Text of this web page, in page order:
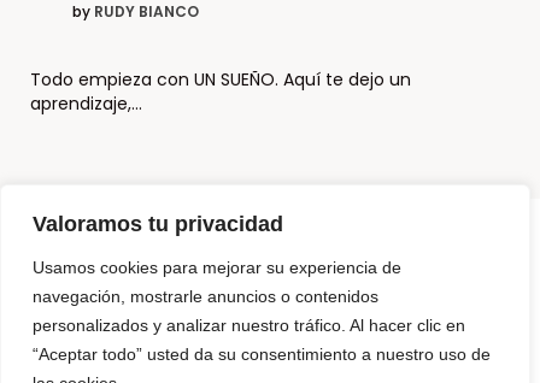
Valoramos tu privacidad
Usamos cookies para mejorar su experiencia de
navegación, mostrarle anuncios o contenidos
personalizados y analizar nuestro tráfico. Al hacer clic en
“Aceptar todo” usted da su consentimiento a nuestro uso de
by RUDY BIANCO
Todo empieza con UN SUEÑO. Aquí te dejo un
aprendizaje,…
© Copyright El Método Neurohacking®
¿Que es Neurohacking? y ¿Cómo puedo usarlo?